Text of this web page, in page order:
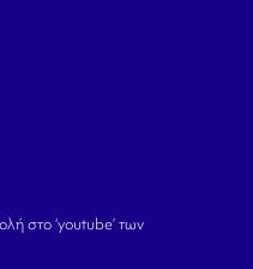
στο ‘youtube’ των